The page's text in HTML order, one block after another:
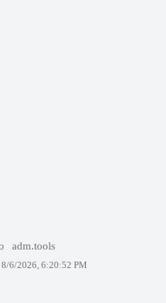
adm.tools
8/6/2026, 6:20:52 PM